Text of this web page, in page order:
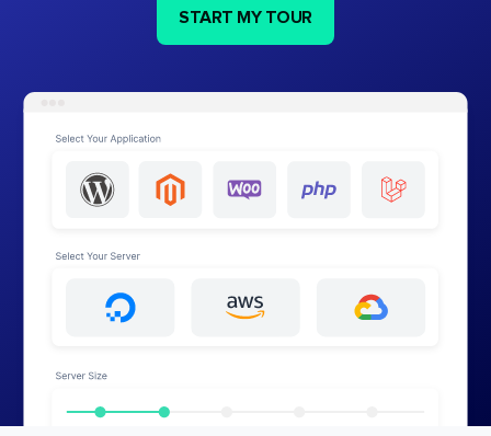
START MY TOUR